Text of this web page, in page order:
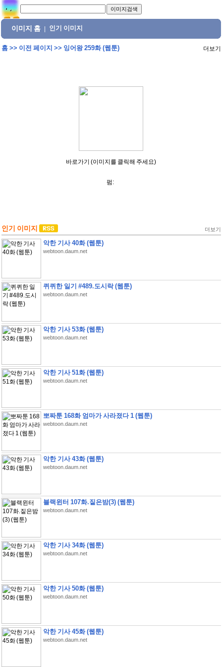
이미지 홈 인기 이미지
홈>> 이전 페이지 >> 잉어왕 259화 (웹툰) 더보기
바로가기 (이미지를 클릭해 주세요)
펌:
인기 이미지 더보기
악한 기사 40화 (웹툰)
webtoon.daum.net
퀴퀴한 일기 #489.도시락 (웹툰)
webtoon.daum.net
악한 기사 53화 (웹툰)
webtoon.daum.net
악한 기사 51화 (웹툰)
webtoon.daum.net
뽀짜툰 168화 엄마가 사라졌다 1 (웹툰)
webtoon.daum.net
악한 기사 43화 (웹툰)
webtoon.daum.net
블랙윈터 107화.짙은밤(3) (웹툰)
webtoon.daum.net
악한 기사 34화 (웹툰)
webtoon.daum.net
악한 기사 50화 (웹툰)
webtoon.daum.net
악한 기사 45화 (웹툰)
webtoon.daum.net